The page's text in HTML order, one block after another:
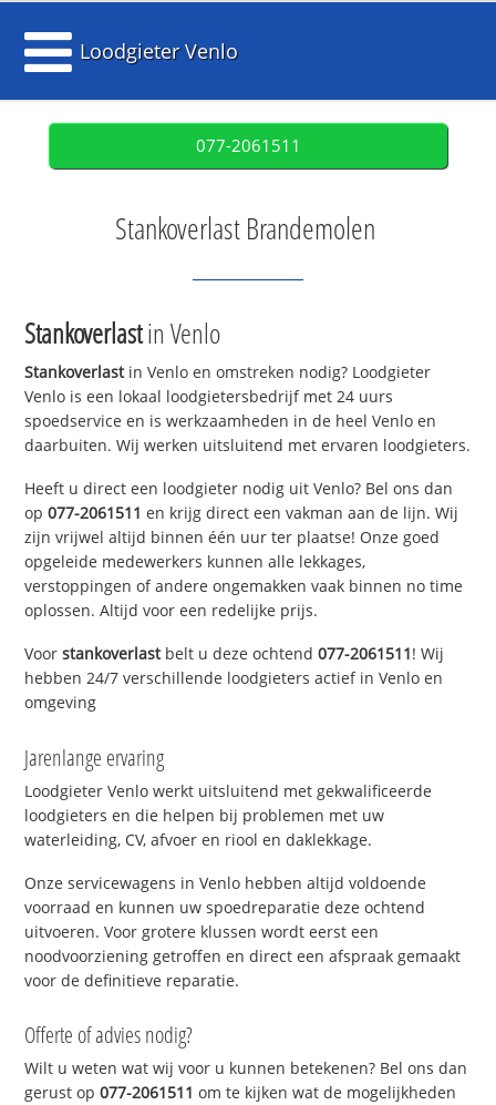
Loodgieter Venlo
077-2061511
Stankoverlast Brandemolen
Stankoverlastin Venlo
Stankoverlastin Venlo en omstreken nodig? Loodgieter
Venlo is een lokaal loodgietersbedrijf met 24 uurs
spoedservice en is werkzaamheden in de heel Venlo en
daarbuiten. Wij werken uitsluitend met ervaren loodgieters.
Heeft u direct een loodgieter nodig uit Venlo? Bel ons dan
op077-2061511 en krijg direct een vakman aan de lijn. Wij
zijn vrijwel altijd binnen één uur ter plaatse! Onze goed
opgeleide medewerkers kunnen alle lekkages,
verstoppingen of andere ongemakken vaak binnen no time
oplossen. Altijd voor een redelijke prijs.
Voorstankoverlastbelt u deze ochtend077-2061511! Wij
hebben 24/7 verschillende loodgieters actief in Venlo en
omgeving
Jarenlange ervaring
Loodgieter Venlo werkt uitsluitend met gekwalificeerde
loodgieters en die helpen bij problemen met uw
waterleiding, CV, afvoer en riool en daklekkage.
Onze servicewagens in Venlo hebben altijd voldoende
voorraad en kunnen uw spoedreparatie deze ochtend
uitvoeren. Voor grotere klussen wordt eerst een
noodvoorziening getroffen en direct een afspraak gemaakt
voor de definitieve reparatie.
Offerte of advies nodig?
Wilt u weten wat wij voor u kunnen betekenen? Bel ons dan
gerust op077-2061511 om te kijken wat de mogelijkheden